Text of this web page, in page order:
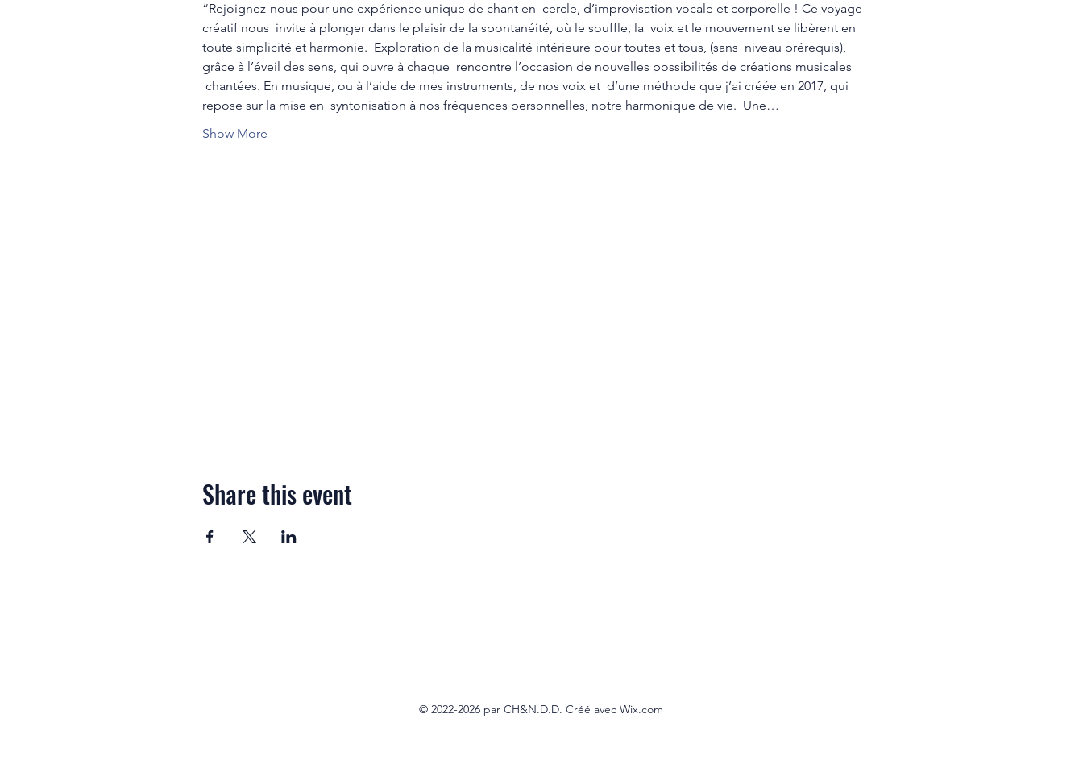
“Rejoignez-nous pour une expérience unique de chant en  cercle, d’improvisation vocale et corporelle ! Ce voyage
créatif nous  invite à plonger dans le plaisir de la spontanéité, où le souffle, la  voix et le mouvement se libèrent en
toute simplicité et harmonie.  Exploration de la musicalité intérieure pour toutes et tous, (sans  niveau prérequis),
grâce à l’éveil des sens, qui ouvre à chaque  rencontre l’occasion de nouvelles possibilités de créations musicales
chantées. En musique, ou à l’aide de mes instruments, de nos voix et  d’une méthode que j’ai créée en 2017, qui
repose sur la mise en  syntonisation à nos fréquences personnelles, notre harmonique de vie.  Une…
Show More
Share this event
© 2022-2026 par CH&N.D.D. Créé avec Wix.com